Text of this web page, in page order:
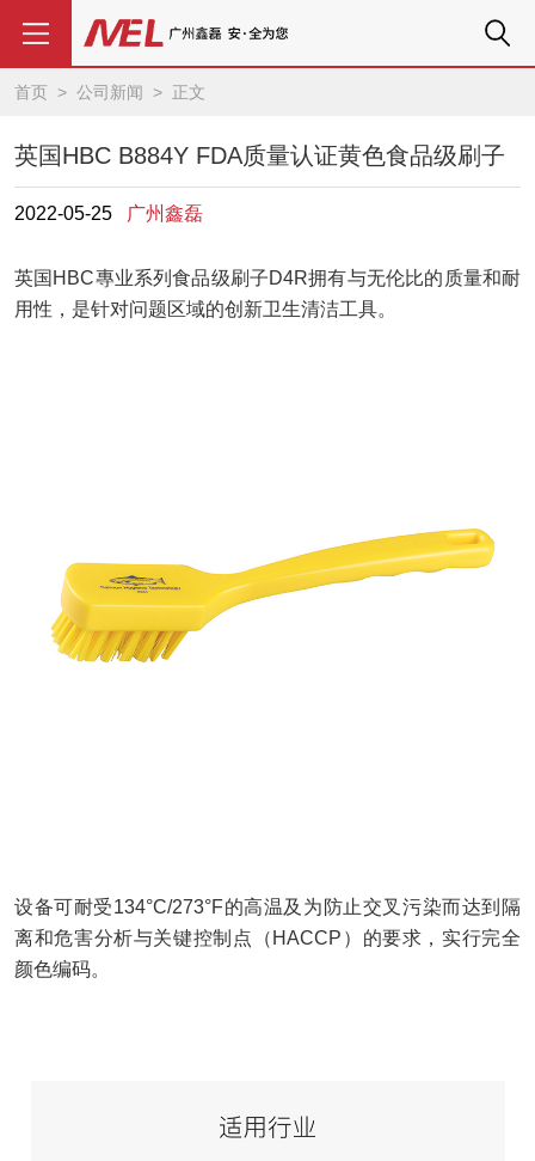
首页 > 公司新闻 > 正文
英国HBC B884Y FDA质量认证黄色食品级刷子
2022-05-25 广州鑫磊
英国 HBC專业系列食品级刷子D4R拥有与无伦比的质量和耐
用性，是针对问题区域的创新卫生清洁工具。
设备可耐受134°C/273°F的高温及为防止交叉污染而达到隔
离和危害分析与关键控制点（ HACCP ）的要求，实行完全
颜色编码。